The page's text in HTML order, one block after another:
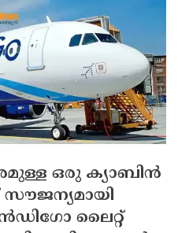
ഒരു ക്യാബിന്‍
ലൈറ്റ്